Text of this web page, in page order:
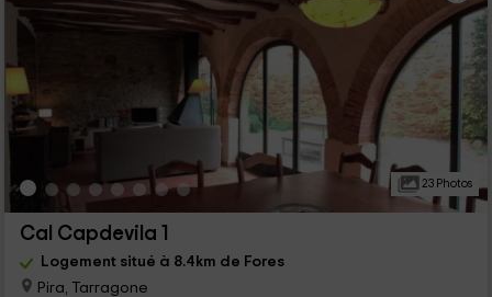
23 Photos
Cal Capdevila 1
Logement situé à 8.4km de Fores
Pira, Tarragone